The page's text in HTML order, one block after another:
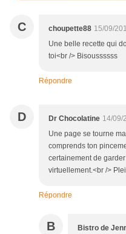
C choupette88 15/09/
Une belle recette qui
toi<br /> Bisoussssss
Répondre
D Dr Chocolatine 14/09/
Une page se tourne
comprends ton
certainement de
virtuellement.<br />
Répondre
B Bistro de